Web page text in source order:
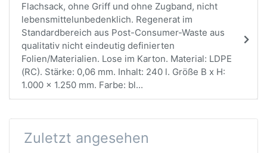
Flachsack, ohne Griff und ohne Zugband, nicht
lebensmittelunbedenklich. Regenerat im
Standardbereich aus Post-Consumer-Waste aus
qualitativ nicht eindeutig definierten
Folien/Materialien. Lose im Karton. Material: LDPE
(RC). Stärke: 0,06 mm. Inhalt: 240 l. Größe B x H:
1.000 x 1.250 mm. Farbe: bl...
Zuletzt angesehen